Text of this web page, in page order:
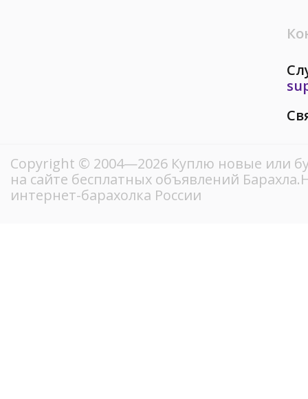
Copyright © 2004—2026 Куплю новые или
на сайте бесплатных объявлений
интернет-барахолка России